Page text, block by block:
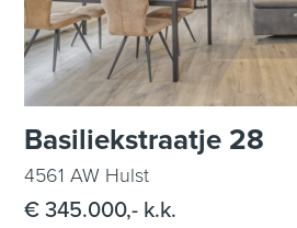
Basiliekstraatje 28
4561 AW Hulst
€ 345.000,- k.k.